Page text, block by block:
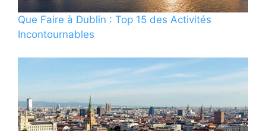
Que Faire à Dublin : Top 15 des Activités
Incontournables